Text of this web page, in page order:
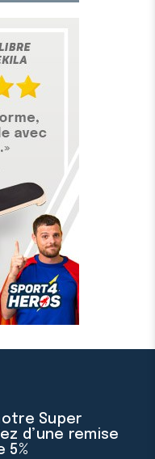
Super
d’une remise
5%